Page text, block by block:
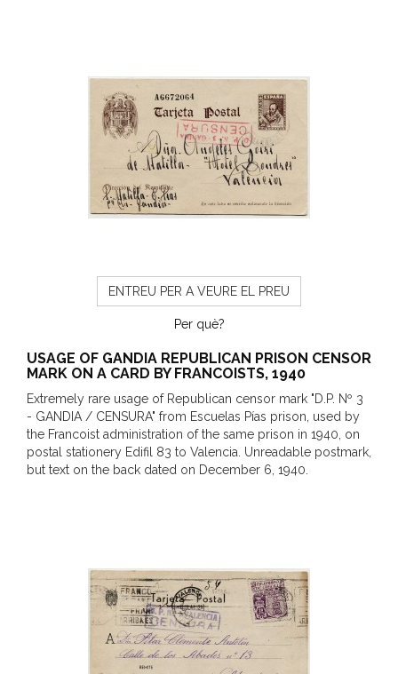
ENTREU PER A VEURE EL PREU
Per què?
USAGE OF GANDIA REPUBLICAN PRISON CENSOR
MARK ON A CARD BY FRANCOISTS, 1940
Extremely rare usage of Republican censor mark "D.P. Nº 3
- GANDIA / CENSURA" from Escuelas Pías prison, used by
the Francoist administration of the same prison in 1940, on
postal stationery Edifil 83 to Valencia. Unreadable postmark,
but text on the back dated on December 6, 1940.